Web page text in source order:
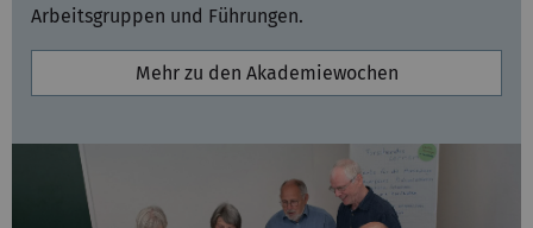
Arbeitsgruppen und Führungen.
Mehr zu den Akademiewochen